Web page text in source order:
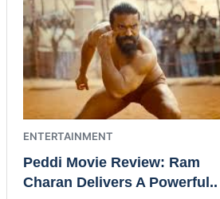
ENTERTAINMENT
Peddi Movie Review: Ram
Charan Delivers A Powerful..